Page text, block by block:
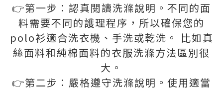
👉第一步：認真閱讀洗滌說明。不同的面
料需要不同的護理程序，所以確保您的
polo衫適合洗衣機、手洗或乾洗。 比如真
絲面料和純棉面料的衣服洗滌方法區別很
大。
👉第二步：嚴格遵守洗滌說明。使用適當